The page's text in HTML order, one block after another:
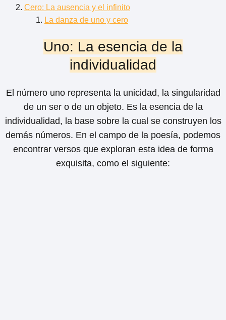
Cero: La ausencia y el infinito
La danza de uno y cero
Uno: La esencia de la
individualidad
El número uno representa la unicidad, la singularidad
de un ser o de un objeto. Es la esencia de la
individualidad, la base sobre la cual se construyen los
demás números. En el campo de la poesía, podemos
encontrar versos que exploran esta idea de forma
exquisita, como el siguiente: